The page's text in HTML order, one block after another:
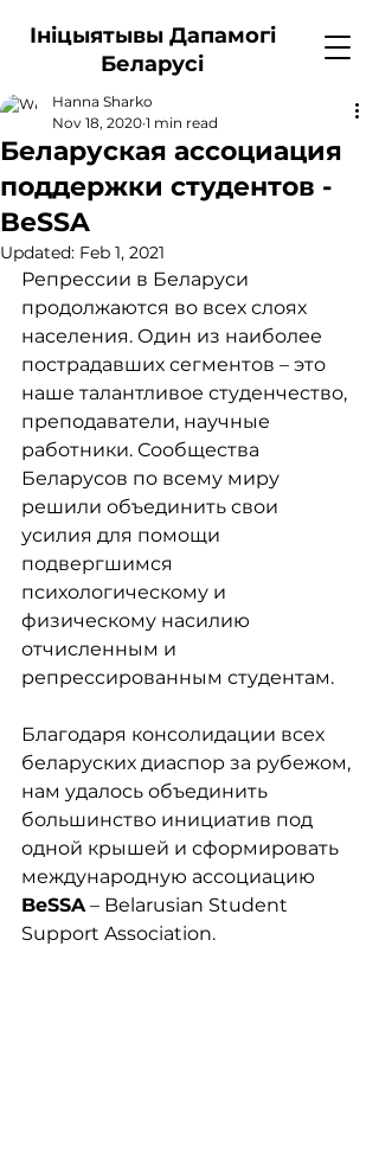
Ініцыятывы Дапамогі
Беларусі
Беларуская ассоциация
поддержки студентов -
BeSSA
Hanna Sharko
Nov 18, 2020 1 min read
Updated: Feb 1, 2021
Репрессии в Беларуси
продолжаются во всех слоях
населения. Один из наиболее
пострадавших сегментов – это
наше талантливое студенчество,
преподаватели, научные
работники. Сообщества
Беларусов по всему миру
решили объединить свои
усилия для помощи
подвергшимся
психологическому и
физическому насилию
отчисленным и
репрессированным студентам.
Благодаря консолидации всех
беларуских диаспор за рубежом,
нам удалось объединить
большинство инициатив под
одной крышей и сформировать
международную ассоциацию
BeSSA – Belarusian Student
Support Association.